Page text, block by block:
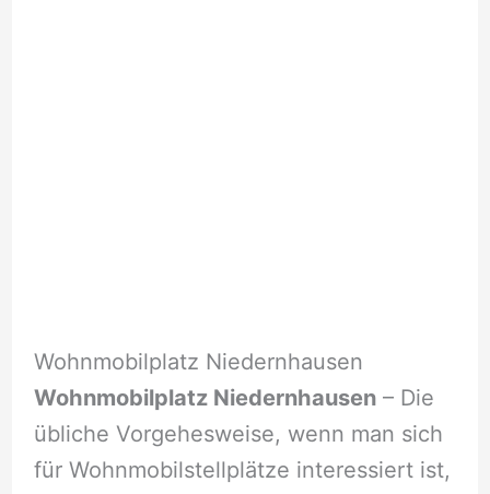
Wohnmobilplatz Niedernhausen
Wohnmobilplatz Niedernhausen– Die
übliche Vorgehesweise, wenn man sich
für Wohnmobilstellplätze interessiert ist,